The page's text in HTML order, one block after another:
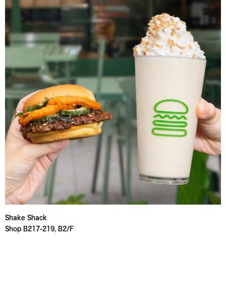
Shake Shack
Shop B217-219, B2/F